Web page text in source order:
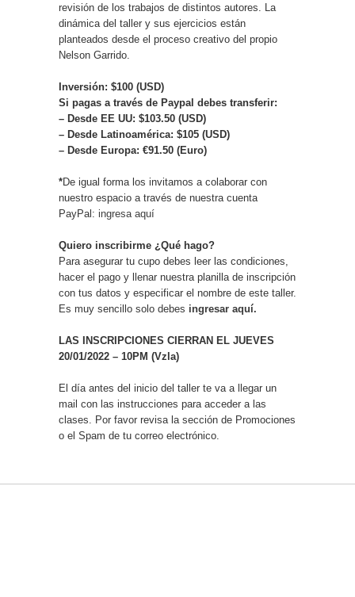
revisión de los trabajos de distintos autores. La
dinámica del taller y sus ejercicios están
planteados desde el proceso creativo del propio
Nelson Garrido.
Inversión: $100 (USD)
Si pagas a través de Paypal debes transferir:
– Desde EE UU: $103.50 (USD)
– Desde Latinoamérica: $105 (USD)
– Desde Europa: €91.50 (Euro)
*De igual forma los invitamos a colaborar con
nuestro espacio a través de nuestra cuenta
PayPal: ingresa aquí
Quiero inscribirme ¿Qué hago?
Para asegurar tu cupo debes leer las condiciones,
hacer el pago y llenar nuestra planilla de inscripción
con tus datos y especificar el nombre de este taller.
Es muy sencillo solo debes ingresar aquí.
LAS INSCRIPCIONES CIERRAN EL JUEVES
20/01/2022 – 10PM (Vzla)
El día antes del inicio del taller te va a llegar un
mail con las instrucciones para acceder a las
clases. Por favor revisa la sección de Promociones
o el Spam de tu correo electrónico.